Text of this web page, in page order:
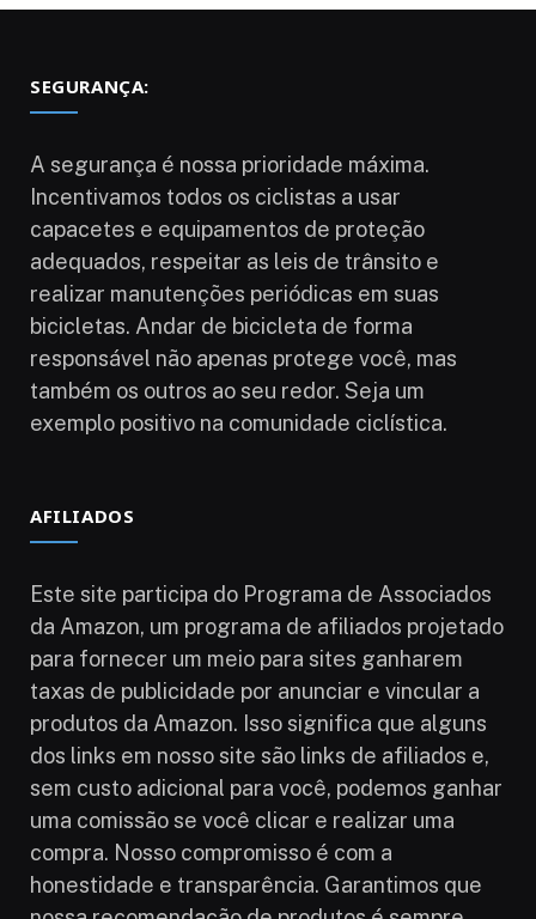
SEGURANÇA:
A segurança é nossa prioridade máxima.
Incentivamos todos os ciclistas a usar
capacetes e equipamentos de proteção
adequados, respeitar as leis de trânsito e
realizar manutenções periódicas em suas
bicicletas. Andar de bicicleta de forma
responsável não apenas protege você, mas
também os outros ao seu redor. Seja um
exemplo positivo na comunidade ciclística.
AFILIADOS
Este site participa do Programa de Associados
da Amazon, um programa de afiliados projetado
para fornecer um meio para sites ganharem
taxas de publicidade por anunciar e vincular a
produtos da Amazon. Isso significa que alguns
dos links em nosso site são links de afiliados e,
sem custo adicional para você, podemos ganhar
uma comissão se você clicar e realizar uma
compra. Nosso compromisso é com a
honestidade e transparência. Garantimos que